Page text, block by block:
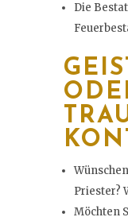
Die
Priester?
Möchten